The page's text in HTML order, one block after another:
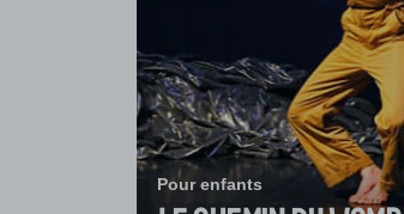
Pour enfants
hip-hop, la boxe,
mouvement – pour en
écriture...
Ven. 8 janvier à
Salle Jacques